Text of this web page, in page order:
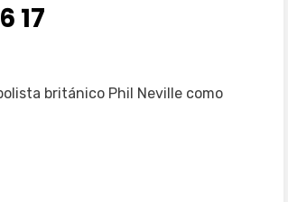
17
británico Phil Neville como